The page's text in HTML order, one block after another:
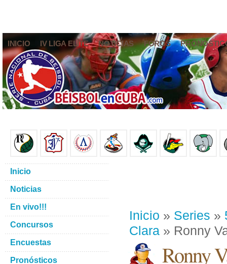
INICIO IV LIGA ELITE NOTICIAS FOROS
Inicio » Series »
Clara » Ronny
Ronny
Inicio
Noticias
En vivo!!!
Concursos
Encuestas
Pronósticos